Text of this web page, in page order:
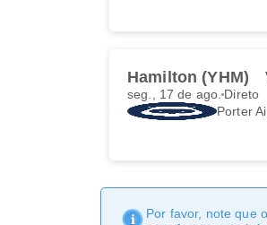
Hamilton (YHM)
seg., 17 de ago. Direto
Porter
Por favor, note que